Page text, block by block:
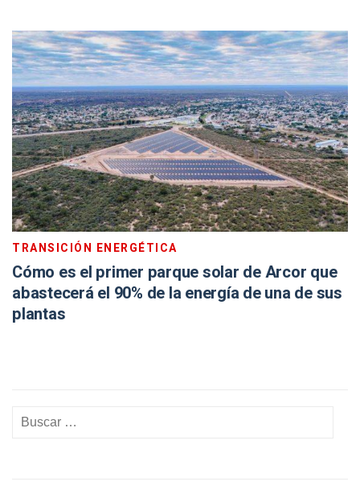
TRANSICIÓN ENERGÉTICA
Cómo es el primer parque solar de Arcor que
abastecerá el 90% de la energía de una de sus
plantas